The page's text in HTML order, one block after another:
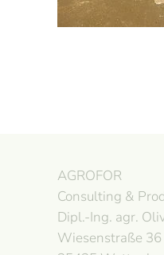
AGROFOR
Consulting &
Dipl.-Ing. agr.
Wiesenstraße 36